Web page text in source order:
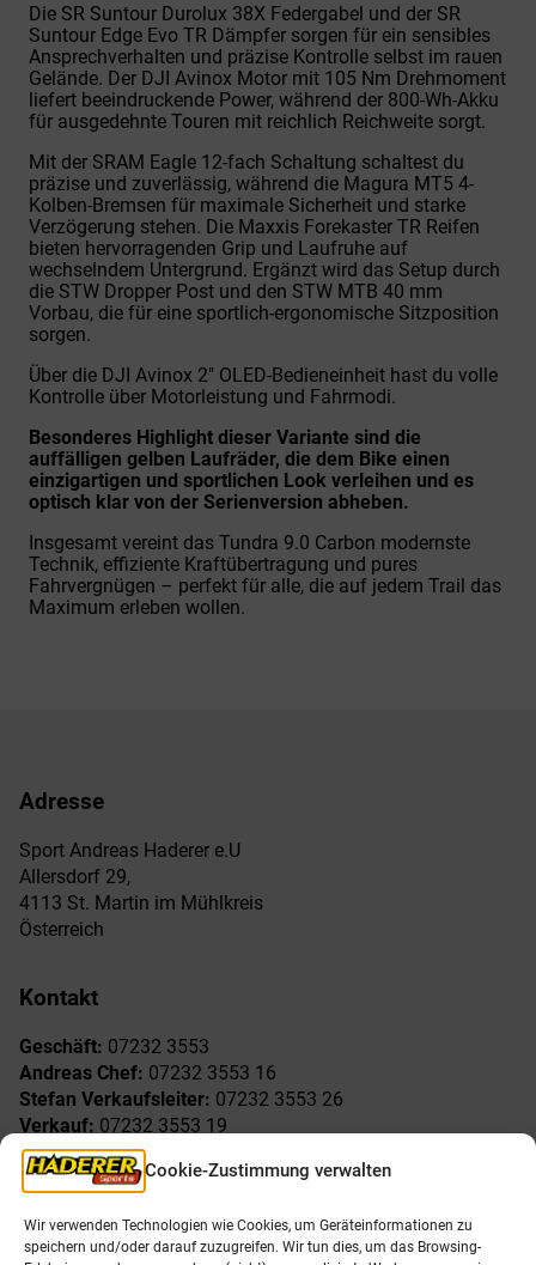
Cookie-Zustimmung verwalten
Wir verwenden Technologien wie Cookies, um Geräteinformationen zu
speichern und/oder darauf zuzugreifen. Wir tun dies, um das Browsing-
Die SR Suntour Durolux 38X Federgabel und der SR
Suntour Edge Evo TR Dämpfer sorgen für ein sensibles
Ansprechverhalten und präzise Kontrolle selbst im rauen
Gelände. Der DJI Avinox Motor mit 105 Nm Drehmoment
liefert beeindruckende Power, während der 800-Wh-Akku
für ausgedehnte Touren mit reichlich Reichweite sorgt.
Mit der SRAM Eagle 12-fach Schaltung schaltest du
präzise und zuverlässig, während die Magura MT5 4-
Kolben-Bremsen für maximale Sicherheit und starke
Verzögerung stehen. Die Maxxis Forekaster TR Reifen
bieten hervorragenden Grip und Laufruhe auf
wechselndem Untergrund. Ergänzt wird das Setup durch
die STW Dropper Post und den STW MTB 40 mm
Vorbau, die für eine sportlich-ergonomische Sitzposition
sorgen.
Über die DJI Avinox 2" OLED-Bedieneinheit hast du volle
Kontrolle über Motorleistung und Fahrmodi.
Besonderes Highlight dieser Variante sind die
auffälligen gelben Laufräder, die dem Bike einen
einzigartigen und sportlichen Look verleihen und es
optisch klar von der Serienversion abheben.
Insgesamt vereint das Tundra 9.0 Carbon modernste
Technik, effiziente Kraftübertragung und pures
Fahrvergnügen – perfekt für alle, die auf jedem Trail das
Maximum erleben wollen.
Adresse
Sport Andreas Haderer e.U
Allersdorf 29,
4113 St. Martin im Mühlkreis
Österreich
Kontakt
Geschäft: 07232 3553
Andreas Chef: 07232 3553 16
Stefan Verkaufsleiter: 07232 3553 26
Verkauf: 07232 3553 19
Reklamationen:
Freude am Sport Allgemeines